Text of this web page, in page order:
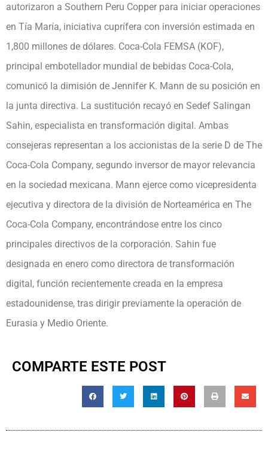
autorizaron a Southern Peru Copper para iniciar operaciones
en Tía María, iniciativa cuprífera con inversión estimada en
1,800 millones de dólares. Coca-Cola FEMSA (KOF),
principal embotellador mundial de bebidas Coca-Cola,
comunicó la dimisión de Jennifer K. Mann de su posición en
la junta directiva. La sustitución recayó en Sedef Salingan
Sahin, especialista en transformación digital. Ambas
consejeras representan a los accionistas de la serie D de The
Coca-Cola Company, segundo inversor de mayor relevancia
en la sociedad mexicana. Mann ejerce como vicepresidenta
ejecutiva y directora de la división de Norteamérica en The
Coca-Cola Company, encontrándose entre los cinco
principales directivos de la corporación. Sahin fue
designada en enero como directora de transformación
digital, función recientemente creada en la empresa
estadounidense, tras dirigir previamente la operación de
Eurasia y Medio Oriente.
COMPARTE ESTE POST